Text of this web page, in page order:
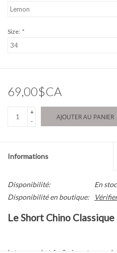
Size: *
69,00$CA
+
-
AJOUTER AU PANIER
Informations
Disponibilité: En
Disponibilité en boutique:
Le Short Chino Classique